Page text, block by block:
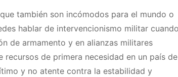
también son incómodos para el mundo o
hablar de intervencionismo militar cuando
de armamento y en alianzas militares
de primera necesidad en un país de
y no atente contra la estabilidad y